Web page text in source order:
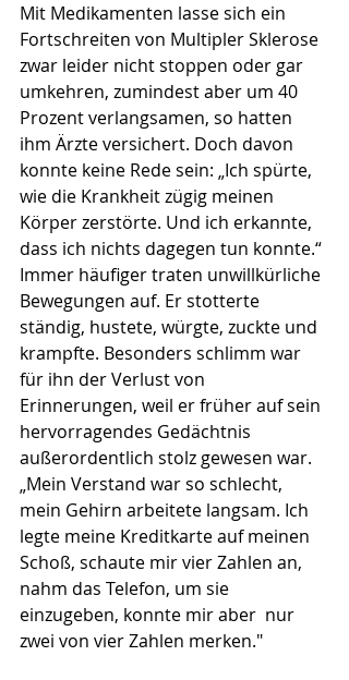
Mit Medikamenten lasse sich ein
Fortschreiten von Multipler Sklerose
zwar leider nicht stoppen oder gar
umkehren, zumindest aber um 40
Prozent verlangsamen, so hatten
ihm Ärzte versichert. Doch davon
konnte keine Rede sein: „Ich spürte,
wie die Krankheit zügig meinen
Körper zerstörte. Und ich erkannte,
dass ich nichts dagegen tun konnte.“
Immer häufiger traten unwillkürliche
Bewegungen auf. Er stotterte
ständig, hustete, würgte, zuckte und
krampfte. Besonders schlimm war
für ihn der Verlust von
Erinnerungen, weil er früher auf sein
hervorragendes Gedächtnis
außerordentlich stolz gewesen war.
„Mein Verstand war so schlecht,
mein Gehirn arbeitete langsam. Ich
legte meine Kreditkarte auf meinen
Schoß, schaute mir vier Zahlen an,
nahm das Telefon, um sie
einzugeben, konnte mir aber  nur
zwei von vier Zahlen merken."